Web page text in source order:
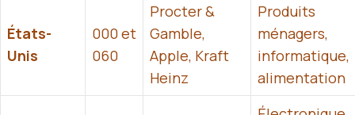
États-
Unis
000 et
060
Procter &
Gamble,
Apple, Kraft
Heinz
Produits
ménagers,
informatique,
alimentation